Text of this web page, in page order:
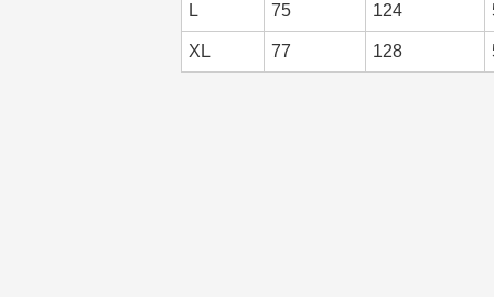
L 75 124
XL 77 128